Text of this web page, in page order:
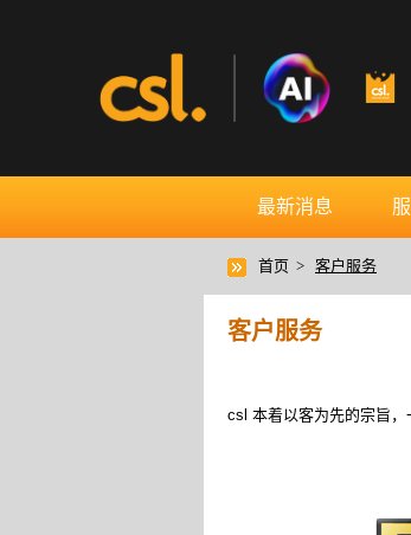
最新消息
首页 > 客户服务
客户服务
csl 本着以客为先的宗旨，